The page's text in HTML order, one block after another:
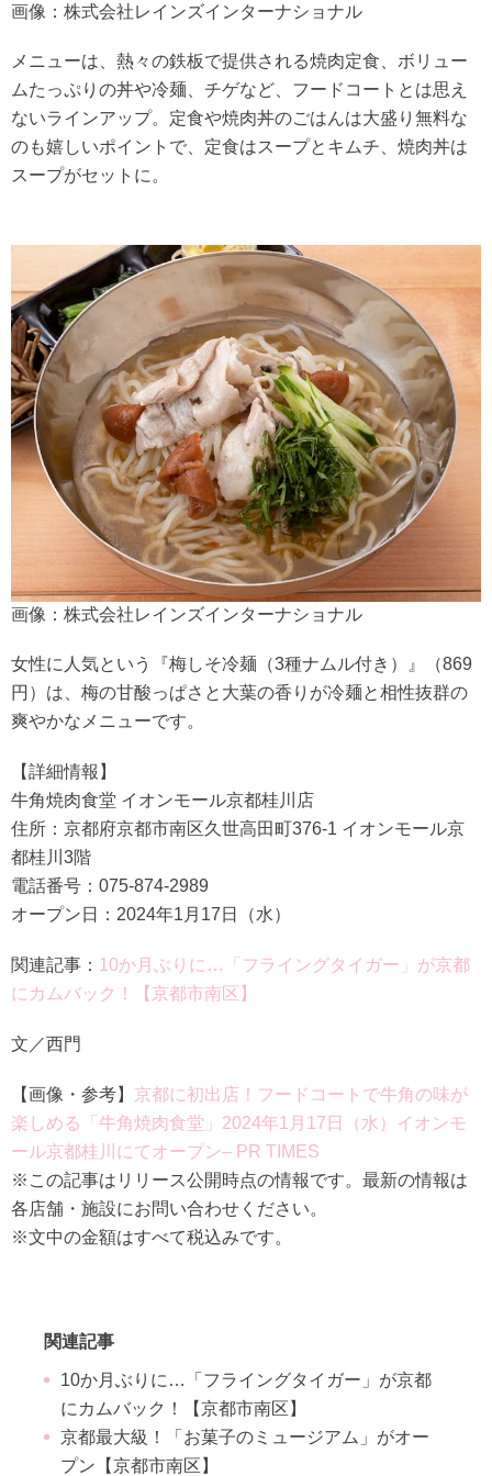
画像：株式会社レインズインターナショナル
メニューは、熱々の鉄板で提供される焼肉定食、ボリュー
ムたっぷりの丼や冷麺、チゲなど、フードコートとは思え
ないラインアップ。定食や焼肉丼のごはんは大盛り無料な
のも嬉しいポイントで、定食はスープとキムチ、焼肉丼は
スープがセットに。
画像：株式会社レインズインターナショナル
女性に人気という『梅しそ冷麺（3種ナムル付き）』（869
円）は、梅の甘酸っぱさと大葉の香りが冷麺と相性抜群の
爽やかなメニューです。
【詳細情報】
牛角焼肉食堂 イオンモール京都桂川店
住所：京都府京都市南区久世高田町376-1 イオンモール京
都桂川3階
電話番号：075-874-2989
オープン日：2024年1月17日（水）
関連記事： 10か月ぶりに…「フライングタイガー」が京都
にカムバック！【京都市南区】
文／西門
【画像・参考】 京都に初出店！フードコートで牛角の味が
楽しめる「牛角焼肉食堂」2024年1月17日（水）イオンモ
ール京都桂川にてオープン– PR TIMES
※この記事はリリース公開時点の情報です。最新の情報は
各店舗・施設にお問い合わせください。
※文中の金額はすべて税込みです。
関連記事
10か月ぶりに…「フライングタイガー」が京都
にカムバック！【京都市南区】
京都最大級！「お菓子のミュージアム」がオー
プン【京都市南区】